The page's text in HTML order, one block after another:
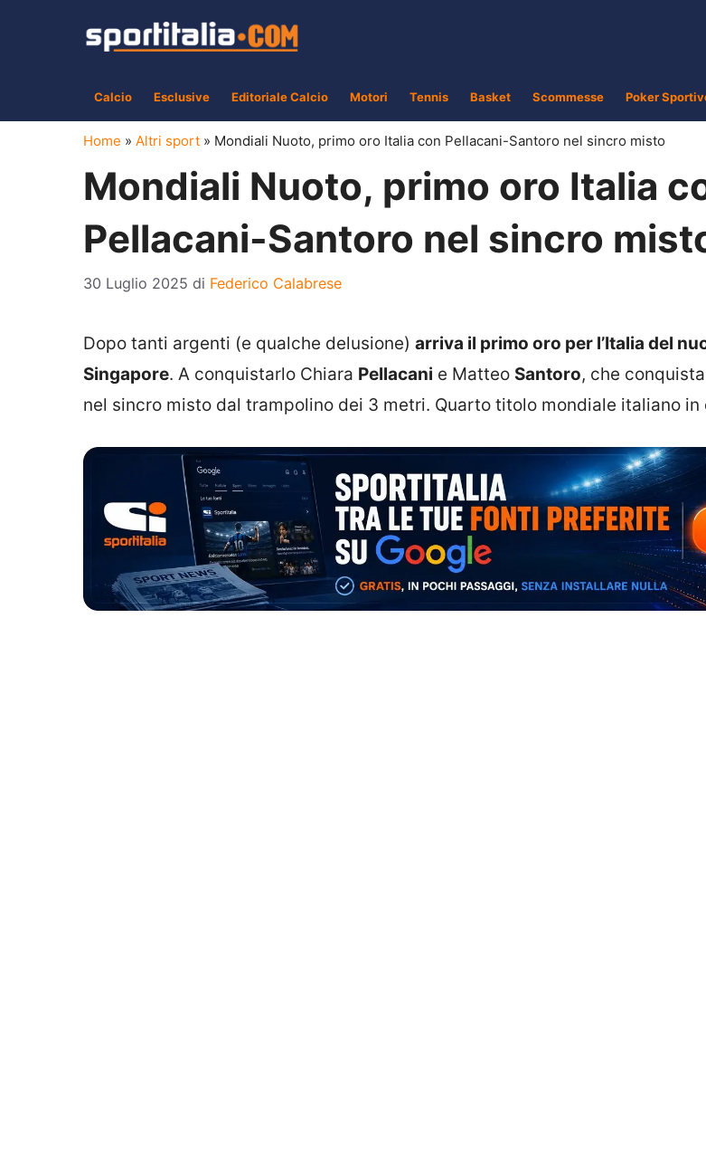
Calcio Esclusive Editoriale Calcio Motori Tennis Basket Scommesse Poker
Home » Altri sport » Mondiali Nuoto, primo oro Italia con Pellacani-Santoro nel sincro misto
Mondiali Nuoto, primo oro Italia
Pellacani-Santoro nel sincro
30 Luglio 2025 di Federico Calabrese
Dopo tanti argenti (e qualche delusione) arriva il primo oro per l’Italia del
Singapore. A conquistarlo Chiara Pellacani e Matteo Santoro, che
nel sincro misto dal trampolino dei 3 metri. Quarto titolo mondiale italiano